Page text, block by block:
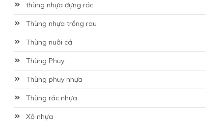
thùng nhựa đựng rác
Thùng nhựa trồng rau
Thùng nuôi cá
Thùng Phuy
Thùng phuy nhựa
Thùng rác nhựa
Xô nhựa